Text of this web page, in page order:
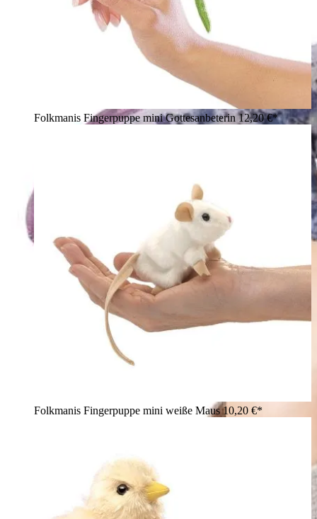
Folkmanis Fingerpuppe mini Gottesanbeterin12,20 €*
Folkmanis Fingerpuppe mini weiße Maus10,20 €*